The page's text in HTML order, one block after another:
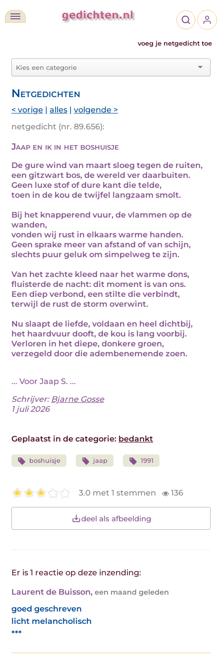
voeg je netgedicht toe
Netgedichten
< vorige | alles | volgende >
netgedicht (nr. 89.656):
Jaap en ik in het boshuisje
De gure wind van maart sloeg tegen de ruiten,
een gitzwart bos, de wereld ver daarbuiten.
Geen luxe stof of dure kant die telde,
toen in de kou de twijfel langzaam smolt.
Bij het knapperend vuur, de vlammen op de
wanden,
vonden wij rust in elkaars warme handen.
Geen sprake meer van afstand of van schijn,
slechts puur geluk om simpelweg te zijn.
Van het zachte kleed naar het warme dons,
fluisterde de nacht: dit moment is van ons.
Een diep verbond, een stilte die verbindt,
terwijl de rust de storm overwint.
Nu slaapt de liefde, voldaan en heel dichtbij,
het haardvuur dooft, de kou is lang voorbij.
Verloren in het diepe, donkere groen,
verzegeld door die adembenemende zoen.
... Voor Jaap S. ...
Schrijver: Bjarne Gosse
1 juli 2026
Geplaatst in de categorie: bedankt
boshuisje jaap 1991
3.0 met 1 stemmen 136
deel als afbeelding
Er is 1 reactie op deze inzending:
Laurent de Buisson, een maand geleden
goed geschreven
licht melancholisch
***